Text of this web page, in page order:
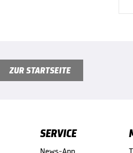
ZUR STARTSEITE
SERVICE
News-App